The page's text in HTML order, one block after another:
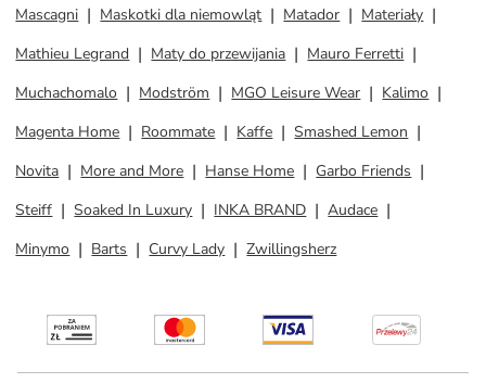
Mascagni
Maskotki dla niemowląt Matador
Materiały
Mathieu Legrand
Maty do przewijania
Mauro Ferretti
Muchachomalo
Modström MGO Leisure Wear
Kalimo
Magenta Home
Roommate Kaffe
Smashed Lemon
Novita
More and More Hanse Home
Garbo Friends
Steiff
Soaked In Luxury INKA BRAND
Audace
Minymo
Barts Curvy Lady Zwillingsherz